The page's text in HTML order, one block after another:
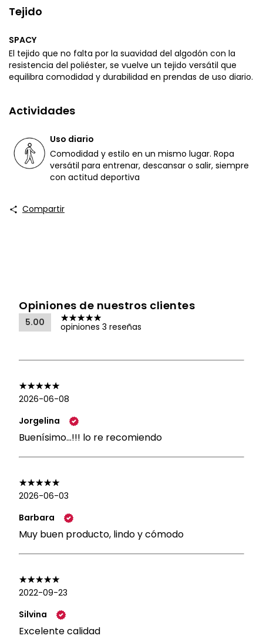
Tejido
SPACY
El tejido que no falta por la suavidad del algodón con la
resistencia del poliéster, se vuelve un tejido versátil que
equilibra comodidad y durabilidad en prendas de uso diario.
Actividades
Uso diario
Comodidad y estilo en un mismo lugar. Ropa
versátil para entrenar, descansar o salir, siempre
con actitud deportiva
Compartir
Opiniones de nuestros clientes
5.00 opiniones 3 reseñas
2026-06-08
Jorgelina
Buenísimo...!!! lo re recomiendo
2026-06-03
Barbara
Muy buen producto, lindo y cómodo
2022-09-23
Silvina
Excelente calidad